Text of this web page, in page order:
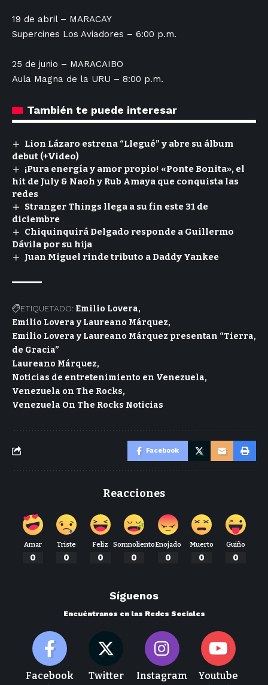
19 de abril – MARACAY
Supercines Los Aviadores – 6:00 p.m.
25 de junio – MARACAIBO
Aula Magna de la URU – 8:00 p.m.
También te puede interesar
Lion Lázaro estrena “Llegué” y abre su álbum
debut (+Video)
¡Pura energía y amor propio! «Ponte Bonita», el
hit de July & Naoh y Rub Amaya que conquista las
redes
Stranger Things llega a su fin este 31 de
diciembre
Chiquinquirá Delgado responde a Guillermo
Dávila por su hija
Juan Miguel rinde tributo a Daddy Yankee
ETIQUETADO: Emilio Lovera
Emilio Lovera y Laureano Márquez
Emilio Lovera y Laureano Márquez presentan “Tierra
de Gracia”
Laureano Márquez
Noticias de entretenimiento en Venezuela
Venezuela on The Rocks
Venezuela On The Rocks Noticias
Facebook
Reacciones
Amar
0
Triste
0
Feliz
0
Somnoliento
0
Enojado
0
Muerto
0
Guiño
0
Síguenos
Encuéntranos en las Redes Sociales
Facebook Twitter Instagram Youtube